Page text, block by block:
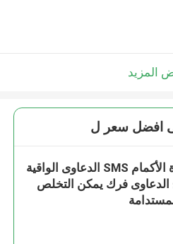
المزيد
افضل سعر ل
قصيرة الأكمام SMS الدعاوى الواقية
الدعاوى فرك يمكن التخلص